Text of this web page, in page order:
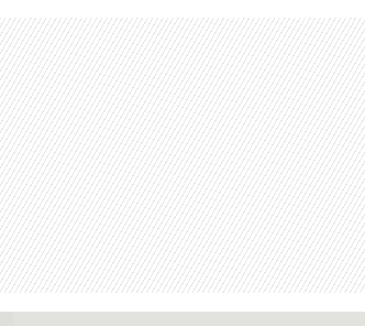
Skip to main content